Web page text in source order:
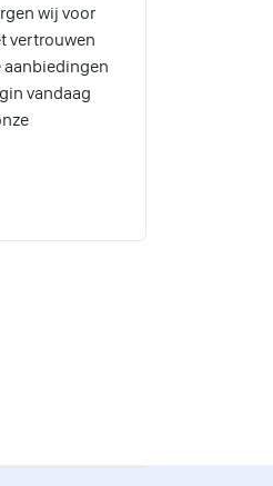
wij voor
vertrouwen
aanbiedingen
vandaag